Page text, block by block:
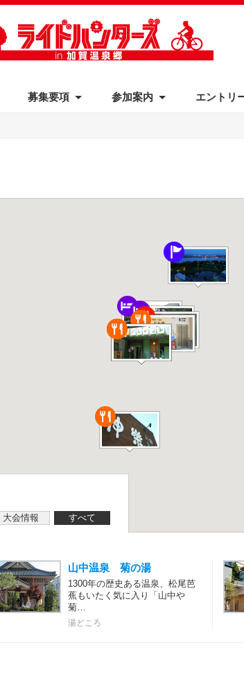
募集要項 参加案内 エントリ
大会情報 すべて
山中温泉 菊の湯
1300年の歴史ある温泉、松尾芭
蕉もいたく気に入り「山中や
菊…
湯どころ